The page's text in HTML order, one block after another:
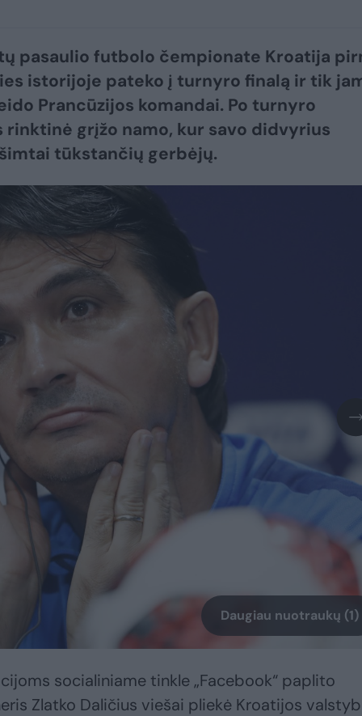
pasaulio futbolo čempionate Kroatija
istorijoje pateko į turnyro finalą ir tik
Prancūzijos komandai. Po turnyro
rinktinė grįžo namo, kur savo didvyrius
tūkstančių gerbėjų.
Daugiau nuotraukų (1)
socialiniame tinkle „Facebook“ paplito
Zlatko Daličius viešai pliekė Kroatijos